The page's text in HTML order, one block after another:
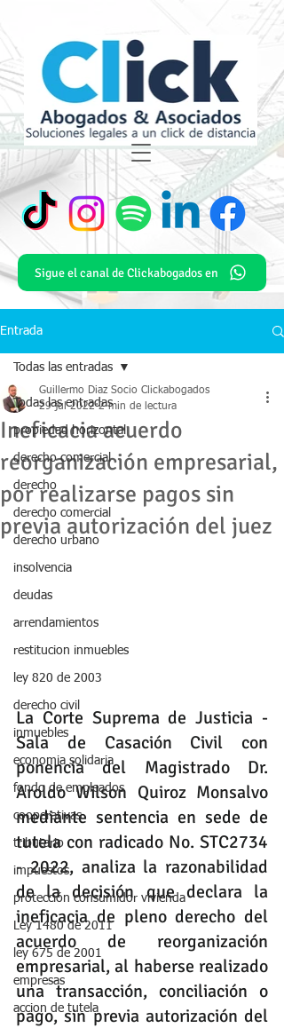
Sigue el canal de Clickabogados en
Entrada
Todas las entradas
propiedad horizontal
derecho comercial
derecho
derecho comercial
derecho urbano
insolvencia
deudas
arrendamientos
restitucion inmuebles
ley 820 de 2003
derecho civil
inmuebles
economia solidaria
fondo de empleados
cooperativas
tributario
impuestos
protección consumidor vivienda
Ley 1480 de 2011
ley 675 de 2001
empresas
accion de tutela
Todas las entradas
Ineficacia acuerdo
reorganización empresarial,
por realizarse pagos sin
previa autorización del juez
Guillermo Diaz Socio Clickabogados
29 jul 2022 2 min de lectura
La Corte Suprema de Justicia -
Sala de Casación Civil con
ponencia del Magistrado Dr.
Aroldo Wilson Quiroz Monsalvo
mediante sentencia en sede de
tutela con radicado No. STC2734
- 2022, analiza la razonabilidad
de la decisión que declara la
ineficacia de pleno derecho del
acuerdo de reorganización
empresarial, al haberse realizado
una transacción, conciliación o
pago, sin previa autorización del